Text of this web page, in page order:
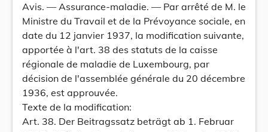
Avis. — Assurance-maladie. — Par arrêté de M. le
Ministre du Travail et de la Prévoyance sociale, en
date du 12 janvier 1937, la modification suivante,
apportée à l'art. 38 des statuts de la caisse
régionale de maladie de Luxembourg, par
décision de l'assemblée générale du 20 décembre
1936, est approuvée.
Texte de la modification:
Art. 38. Der Beitragssatz beträgt ab 1. Februar